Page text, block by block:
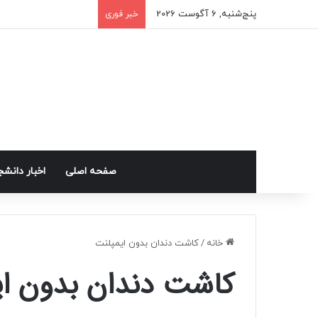
پنج‌شنبه, 6 آگوست 2026 خبر فوری
صفحه اصلی اخبار
خانه /کاشت دندان بدون ایمپلنت
کاشت دندان بدون